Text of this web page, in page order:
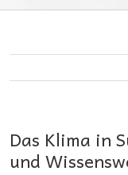
Das Klima in
und